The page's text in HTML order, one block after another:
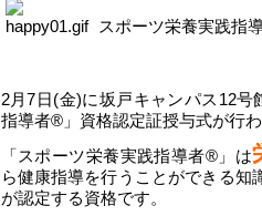
スポーツ栄養実践指
2月7日(金)に坂戸キャンパス12
指導者®」資格認定証授与式が行
「スポーツ栄養実践指導者®」は
ら健康指導を行うことができる
が認定する資格です。